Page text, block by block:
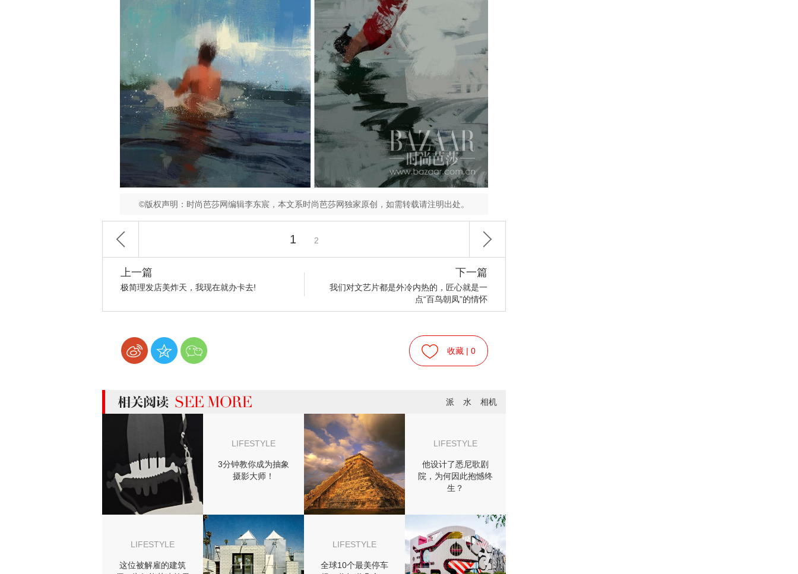
©版权声明：时尚芭莎网编辑李东宸，本文系时尚芭莎网独家原创，如需转载请注明出处。
1 2
上一篇
极简理发店美炸天，我现在就办卡去!
下一篇
我们对文艺片都是外冷内热的，匠心就是一
点“百鸟朝凤”的情怀
收藏 | 0
派 水 相机
LIFESTYLE
3分钟教你成为抽象
摄影大师！
LIFESTYLE
他设计了悉尼歌剧
院，为何因此抱憾终
生？
LIFESTYLE
这位被解雇的建筑
LIFESTYLE
全球10个最美停车